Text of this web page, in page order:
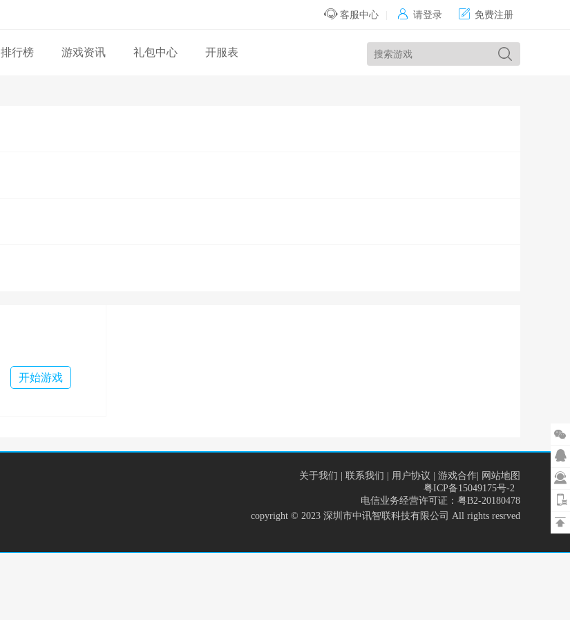
客服中心  请登录  免费注册
排行榜 游戏资讯 礼包中心 开服表
开始游戏





关于我们 联系我们 用户协议 游戏合作 网站地图
粤ICP备15049175号-2
电信业务经营许可证：粤B2-20180478
copyright © 2023 深圳市中讯智联科技有限公司 All rights resrved